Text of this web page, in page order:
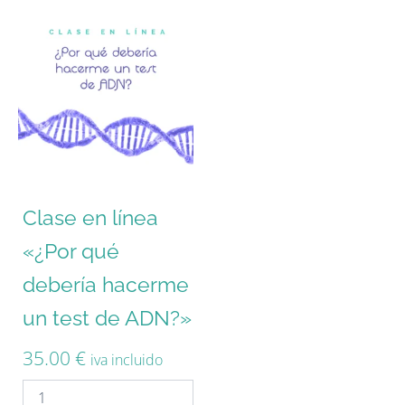
Clase en línea
«¿Por qué
debería hacerme
un test de ADN?»
35.00 € iva incluido